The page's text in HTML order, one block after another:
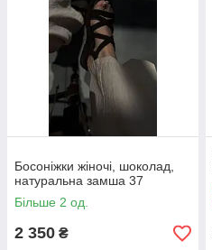
Босоніжки жіночі, шоколад,
натуральна замша 37
Більше 2 од.
2 350 ₴